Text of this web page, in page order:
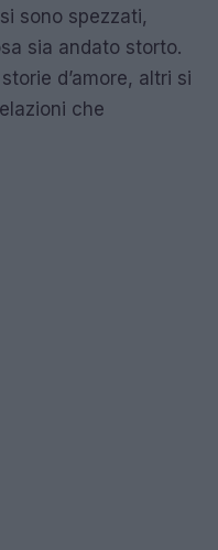
sono spezzati,
sia andato storto.
d’amore, altri si
che